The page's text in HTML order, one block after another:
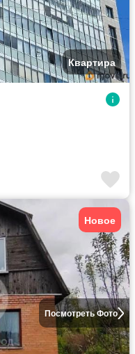
Квартира
Посмотреть Фото
Новое